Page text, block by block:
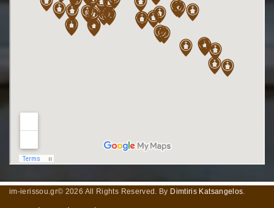
im-ierissou.gr© 2026 All Rights Reserved. By Dimtiris Katsangelos.